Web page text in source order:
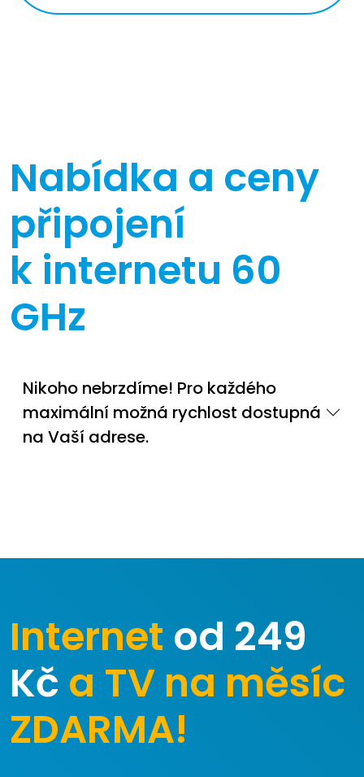
Nabídka a ceny
připojení
k internetu 60
GHz
Nikoho nebrzdíme! Pro každého
maximální možná rychlost dostupná
na Vaší adrese.
Internet od 249
Kč a TV na měsíc
ZDARMA!